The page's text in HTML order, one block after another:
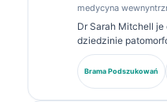
medycyna
Dr Sarah Mitchell
dziedzinie
letnim staŜōm w
diagnostycznej. Ma
chemii klinicznej i
Brama Podszukowań